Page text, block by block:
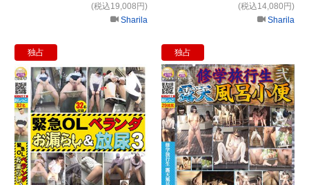
(税込19,008円)
Sharila
(税込14,080円)
Sharila
独占
緊急OL ベランダお漏らし＆放尿3
独占
修